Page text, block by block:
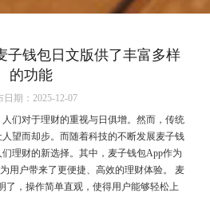
子钱包日文版供了丰富多样
的功能
日期：2025-12-07
们对于理财的重视与日俱增。然而，传统
望而却步。而随着科技的不断发展麦子钱
理财的新选择。其中，麦子钱包App作为
用户带来了更便捷、高效的理财体验。 麦
了，操作简单直观，使得用户能够轻松上